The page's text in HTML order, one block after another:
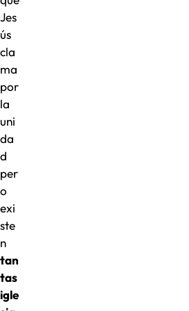
Jes
ús
cla
ma
por
la
uni
da
d
per
o
exi
ste
n
tan
tas
igle